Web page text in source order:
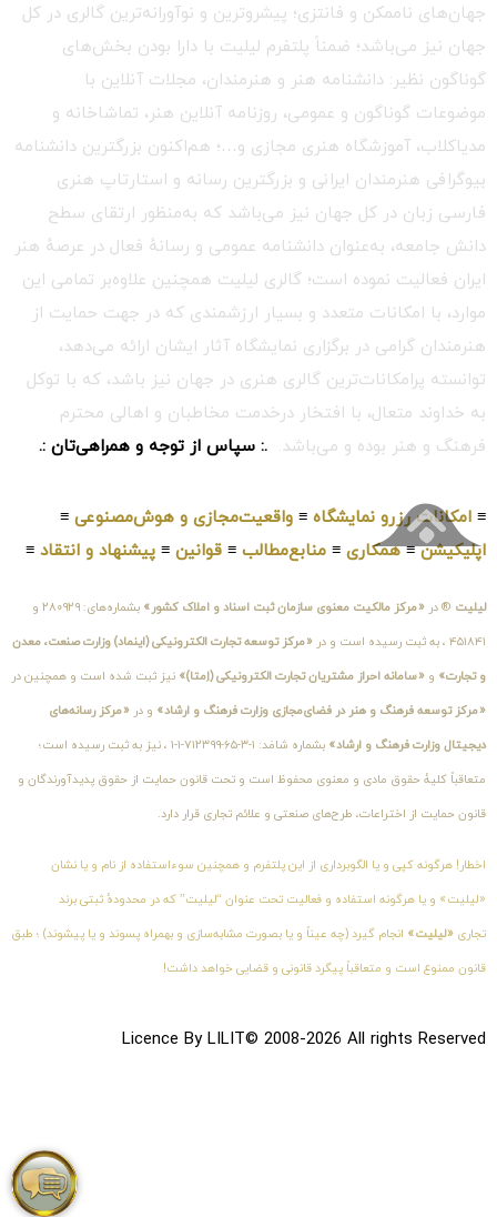
جهان‌های ناممکن و فانتزی؛ پیشروترین و نوآورانه‌ترین گالری در کل
جهان نیز می‌باشد؛ ضمناً پلتفرم لیلیت با دارا بودن بخش‌های
گوناگون نظیر: دانشنامه هنر و هنرمندان، مجلات آنلاین با
موضوعات گوناگون و عمومی، روزنامه آنلاین هنر، تماشاخانه و
مدیاکلاب، آموزشگاه هنری مجازی و…؛ هم‌اکنون بزرگترین دانشنامه
بیوگرافی هنرمندان ایرانی و بزرگترین رسانه و استارتاپ هنری
فارسی زبان در کل جهان نیز می‌باشد که به‌منظور ارتقای سطح
دانش جامعه، به‌عنوان دانشنامه عمومی و رسانهٔ فعال در عرصهٔ هنر
ایران فعالیت نموده است؛ گالری لیلیت همچنین علاوه‌بر تمامی این
موارد، با امکانات متعدد و بسیار ارزشمندی که در جهت حمایت از
هنرمندان گرامی در برگزاری نمایشگاه آثار ایشان ارائه می‌دهد،
توانسته پرامکانات‌ترین گالری هنری در جهان نیز باشد، که با توکل
به خداوند متعال، با افتخار درخدمت مخاطبان و اهالی محترم
فرهنگ و هنر بوده و می‌باشد. .: سپاس از توجه و همراهی‌تان :.
≡ امکانات رزرو نمایشگاه ≡ واقعیت‌مجازی و هوش‌مصنوعی ≡
اپلیکیشن≡همکاری ≡ منابع‌مطالب ≡ قوانین ≡ پیشنهاد و انتقاد ≡
لیلیت ® در «مرکز مالکیت معنوی سازمان ثبت اسناد و املاک کشور» بشماره‌های: ۲۸۰۹۲۹ و
۴۵۱۸۴۱ ، به ثبت رسیده است و در «مرکز توسعه تجارت الکترونیکی (اینماد) وزارت صنعت، معدن
و تجارت» و «سامانه احراز مشتریان تجارت الکترونیکی (اِمتا)» نیز ثبت شده است و همچنین در
«مرکز توسعه فرهنگ و هنر در فضای‌مجازی وزارت فرهنگ و ارشاد» و در «مرکز رسانه‌های
دیجیتال وزارت فرهنگ و ارشاد» بشماره شامَد: ۱-۳-۶۵-۷۱۲۳۹۹-۱-۱ ، نیز به ثبت رسیده است؛
متعاقباً کلیهٔ حقوق مادی و معنوی محفوظ است و تحت قانون حمایت از حقوق پدیدآورندگان و
قانون حمایت از اختراعات، طرح‌های صنعتی و علائم تجاری قرار دارد.
اخطار! هرگونه کپی و یا الگوبرداری از این پلتفرم و همچنین سوءاستفاده از نام و یا نشان
«لیلیت» و یا هرگونه استفاده و فعالیت تحت عنوان “لیلیت” که در محدودهٔ ثبتی برند
تجاری «لیلیت» انجام گیرد (چه عیناً و یا بصورت مشابه‌سازی و بهمراه پسوند و یا پیشوند) ؛ طبق
قانون ممنوع است و متعاقباً پیگرد قانونی و قضایی خواهد داشت!
Licence By LILIT© 2008-2026 All rights Reserved